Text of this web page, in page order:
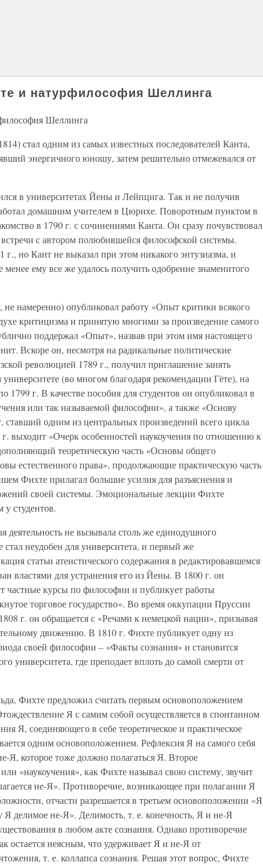
и натурфилософия Шеллинга
Шеллинга
стал одним из самых известных последователей Канта,
энергичного юношу, затем решительно отмежевался от
в университетах Йены и Лейпцига. Так и не получив
домашним учителем в Цюрихе. Поворотным пунктом в
в 1790 г. с сочинениями Канта. Он сразу почувствовал
встречи с автором полюбившейся философской системы.
г., но Кант не выказал при этом никакого энтузиазма, и
ему все же удалось получить одобрение знаменитого
намеренно) опубликовал работу «Опыт критики всякого
критицизма и принятую многими за произведение самого
поддержал «Опыт», назвав при этом имя настоящего
Вскоре он, несмотря на радикальные политические
революцией 1789 г., получил приглашение занять
(во многом благодаря рекомендации Гёте), на
1799 г. В качестве пособия для студентов он опубликовал в
или так называемой философии», а также «Основу
ставший одним из центральных произведений всего цикла
выходит «Очерк особенностей наукоучения по отношению к
теоретическую часть «Основы общего
естественного права», продолжающие практическую часть
Фихте прилагал большие усилия для разъяснения и
своей системы. Эмоциональные лекции Фихте
у студентов.
деятельность не вызывала столь же единодушного
неудобен для университета, и первый же
статьи атеистического содержания в редактировавшемся
властями для устранения его из Йены. В 1800 г. он
частные курсы по философии и публикует работы
торговое государство». Во время оккупации Пруссии
г. он обращается с «Речами к немецкой нации», призывая
движению. В 1810 г. Фихте публикует одну из
своей философии – «Факты сознания» и становится
университета, где преподает вплоть до самой смерти от
Фихте предложил считать первым основоположением
Я с самим собой осуществляется в спонтанном
Я, соединяющего в себе теоретическое и практическое
одним основоположением. Рефлексия Я на самого себя
Я, которое тоже должно полагаться Я. Второе
«наукоучения», как Фихте называл свою систему, звучит
не-Я». Противоречие, возникающее при полагании Я
отчасти разрешается в третьем основоположении «Я
Я делимое не-Я». Делимость, т. е. конечность, Я и не-Я
в любом акте сознания. Однако противоречие
остается неясным, что удерживает Я и не-Я от
т. е. коллапса сознания. Решая этот вопрос, Фихте